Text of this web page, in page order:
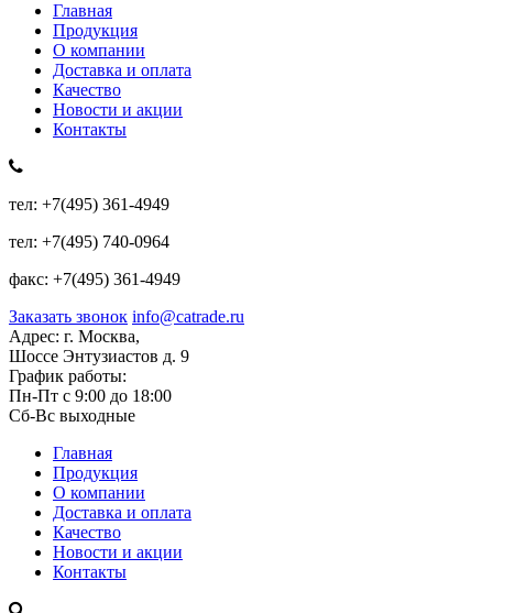
Главная
Продукция
О компании
Доставка и оплата
Качество
Новости и акции
Контакты
тел: +7(495) 361-4949
тел: +7(495) 740-0964
факс: +7(495) 361-4949
Заказать звонок info@catrade.ru
Адрес: г. Москва,
Шоссе Энтузиастов д. 9
График работы:
Пн-Пт с 9:00 до 18:00
Сб-Вс выходные
Главная
Продукция
О компании
Доставка и оплата
Качество
Новости и акции
Контакты